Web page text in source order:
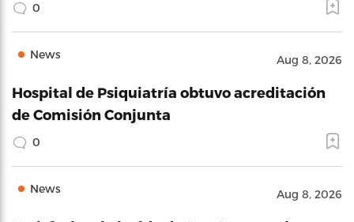
0
News Aug 8, 2026
Hospital de Psiquiatría obtuvo acreditación
de Comisión Conjunta
0
News Aug 8, 2026